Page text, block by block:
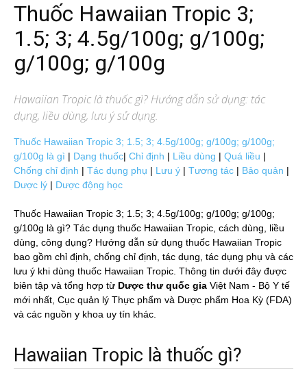
Thuốc Hawaiian Tropic 3;
1.5; 3; 4.5g/100g; g/100g;
g/100g; g/100g
Hawaiian Tropiclà thuốc gì? Hướng dẫn sử dụng: tác
dụng, liều dùng, lưu ý sử dụng.
Thuốc Hawaiian Tropic 3; 1.5; 3; 4.5g/100g; g/100g; g/100g;
g/100g là gì | Dạng thuốc| Chỉ định | Liều dùng | Quá liều |
Chống chỉ định | Tác dụng phụ | Lưu ý | Tương tác | Bảo quản |
Dược lý | Dược động học
Thuốc Hawaiian Tropic 3; 1.5; 3; 4.5g/100g; g/100g; g/100g;
g/100g là gì? Tác dụng thuốc Hawaiian Tropic, cách dùng, liều
dùng, công dụng? Hướng dẫn sử dụng thuốc Hawaiian Tropic
bao gồm chỉ định, chống chỉ định, tác dụng, tác dụng phụ và các
lưu ý khi dùng thuốc Hawaiian Tropic. Thông tin dưới đây được
biên tập và tổng hợp từ Dược thư quốc gia Việt Nam - Bộ Y tế
mới nhất, Cục quản lý Thực phẩm và Dược phẩm Hoa Kỳ (FDA)
và các nguồn y khoa uy tín khác.
Hawaiian Tropic là thuốc gì?